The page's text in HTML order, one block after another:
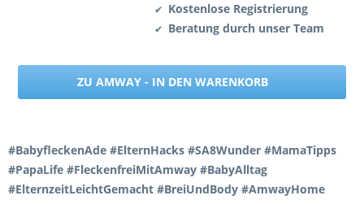
✔ Kostenlose Registrierung
✔ Beratung durch unser Team
ZU AMWAY - IN DEN WARENKORB
#BabyfleckenAde #ElternHacks #SA8Wunder #MamaTipps
#PapaLife #FleckenfreiMitAmway #BabyAlltag
#ElternzeitLeichtGemacht #BreiUndBody #AmwayHome